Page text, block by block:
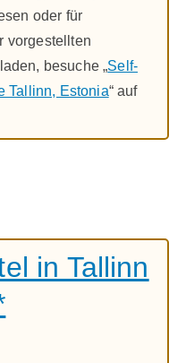
oder für
vorgestellten
besuche „Self-
Tallinn, Estonia“ auf
in Tallinn